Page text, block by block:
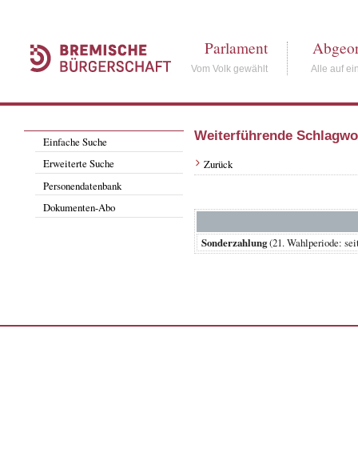
Parlament
Vom Volk gewählt Alle auf
Einfache Suche
Erweiterte Suche
Personendatenbank
Dokumenten-Abo
Weiterführende
Zurück
Sonderzahlung(21.